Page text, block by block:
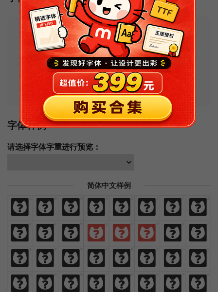
Tips：如果安装后在软件中找不到字体的
话，请尝试搜索其可能的名称。如果你不会
安装字体或安装字体过程中出现问题，可以
常见问题及解决办法。
字体样例
请选择字体字重进行预览：
简体中文样例
免 费 商
商 业
业 汉 语 字
字 体
体
欢 迎 来 猫 啃 网 设 计
热 爱 与 执 着 时 间 里
闪 烁 灿
灿 烂
烂 鲜 艳 绚
绚 丽
丽